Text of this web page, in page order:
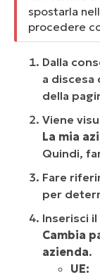
spostarla
procedere
Dalla
a
della
Viene
La mia
Quindi,
Fare
per
Inserisci
Cambia
azienda.
UE: